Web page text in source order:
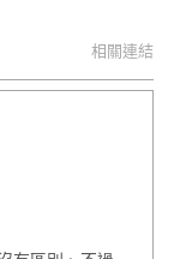
相關連結